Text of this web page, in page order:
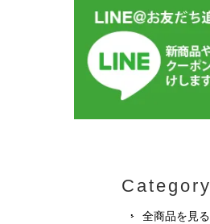
Category
全商品を見る